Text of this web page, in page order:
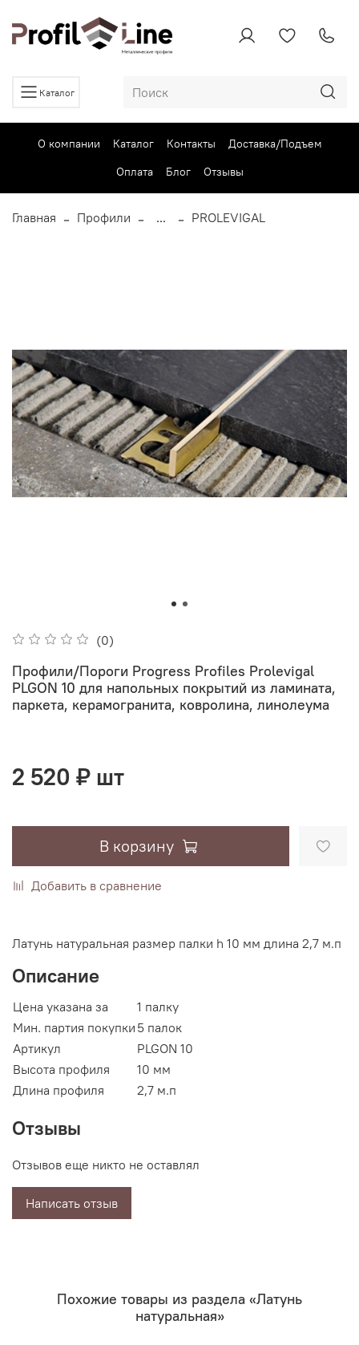
Каталог
О компании Каталог Контакты
Доставка/Подъем
Оплата
Блог Отзывы
Главная Профили ... PROLEVIGAL
(0)
Профили/Пороги Progress Profiles Prolevigal
PLGON 10 для напольных покрытий из ламината,
паркета, керамогранита, ковролина, линолеума
2 520 ₽ шт
В корзину
Добавить в сравнение
Латунь натуральная размер палки h 10 мм длина 2,7 м.п
Описание
Цена указана за
1 палку
Мин. партия покупки 5 палок
Артикул
PLGON 10
Высота профиля
10 мм
Длина профиля
2,7 м.п
Отзывы
Отзывов еще никто не оставлял
Написать отзыв
Похожие товары из раздела «Латунь
натуральная»